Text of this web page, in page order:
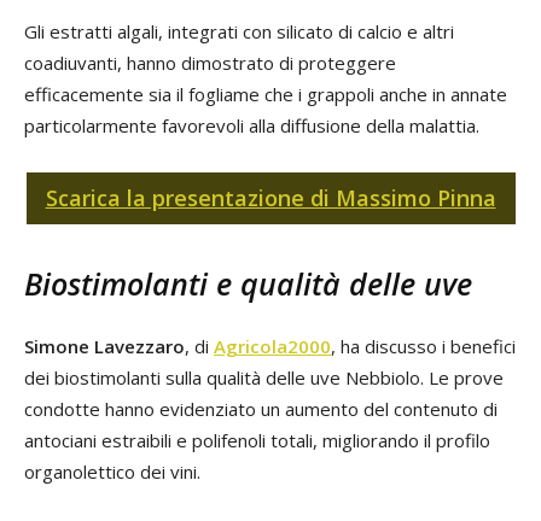
Gli estratti algali, integrati con silicato di calcio e altri
coadiuvanti, hanno dimostrato di proteggere
efficacemente sia il fogliame che i grappoli anche in annate
particolarmente favorevoli alla diffusione della malattia.
Scarica la presentazione di Massimo Pinna
Biostimolanti e qualità delle uve
Simone Lavezzaro, di Agricola2000, ha discusso i benefici
dei biostimolanti sulla qualità delle uve Nebbiolo. Le prove
condotte hanno evidenziato un aumento del contenuto di
antociani estraibili e polifenoli totali, migliorando il profilo
organolettico dei vini.